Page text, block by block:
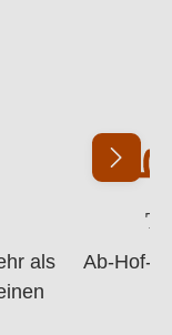
als
Ab-Hof-